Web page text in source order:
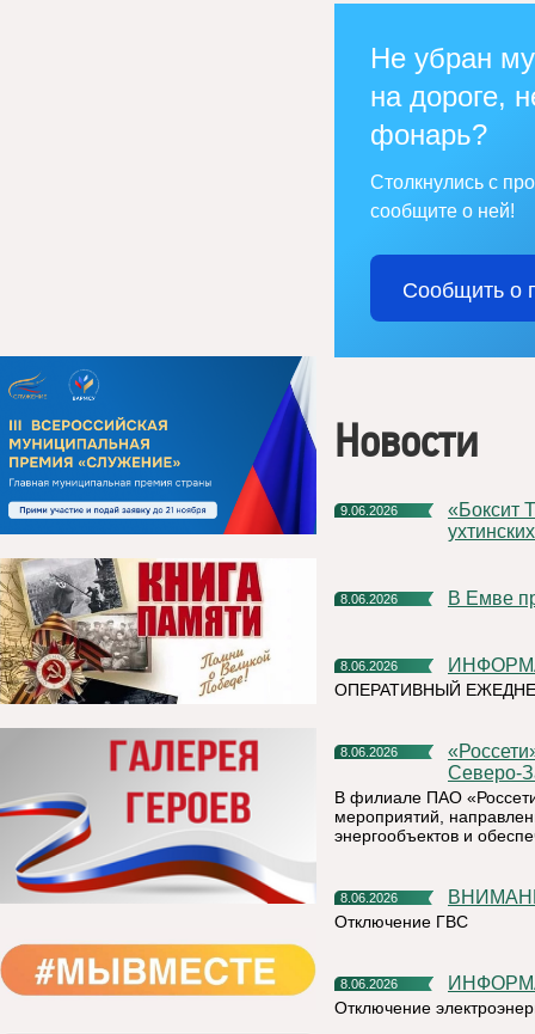
Не убран
на дороге,
фонарь?
Столкнулись с
сообщите о ней!
Сообщить о
Новости
9.06.2026
«Боксит Тимана» компании РУСАЛ организовал пленэр для
8.06.2026 В Емве
8.06.2026
ОПЕРАТИВНЫЙ
8.06.2026
«Россети» усилят контроль за магистральными сетями
Северо-
В филиале ПАО
мероприятий,
энергообъектов и
8.06.2026
Отключение ГВС
8.06.2026
Отключение